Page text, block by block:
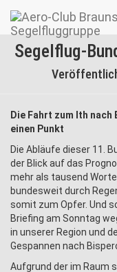
Segelflug-
Die Fahrt zum Ith
einen Punkt
Die Abläufe dieser 11.
der Blick auf das
mehr als tausend
bundesweit durch
somit zum Opfer. Und
Briefing am Sonntag
in unserer Region und
Gespannen nach
Aufgrund der im Raum